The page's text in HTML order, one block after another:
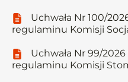
Uchwała Nr 100/
regulaminu Komisji
Uchwała Nr 99/
regulaminu Komisji